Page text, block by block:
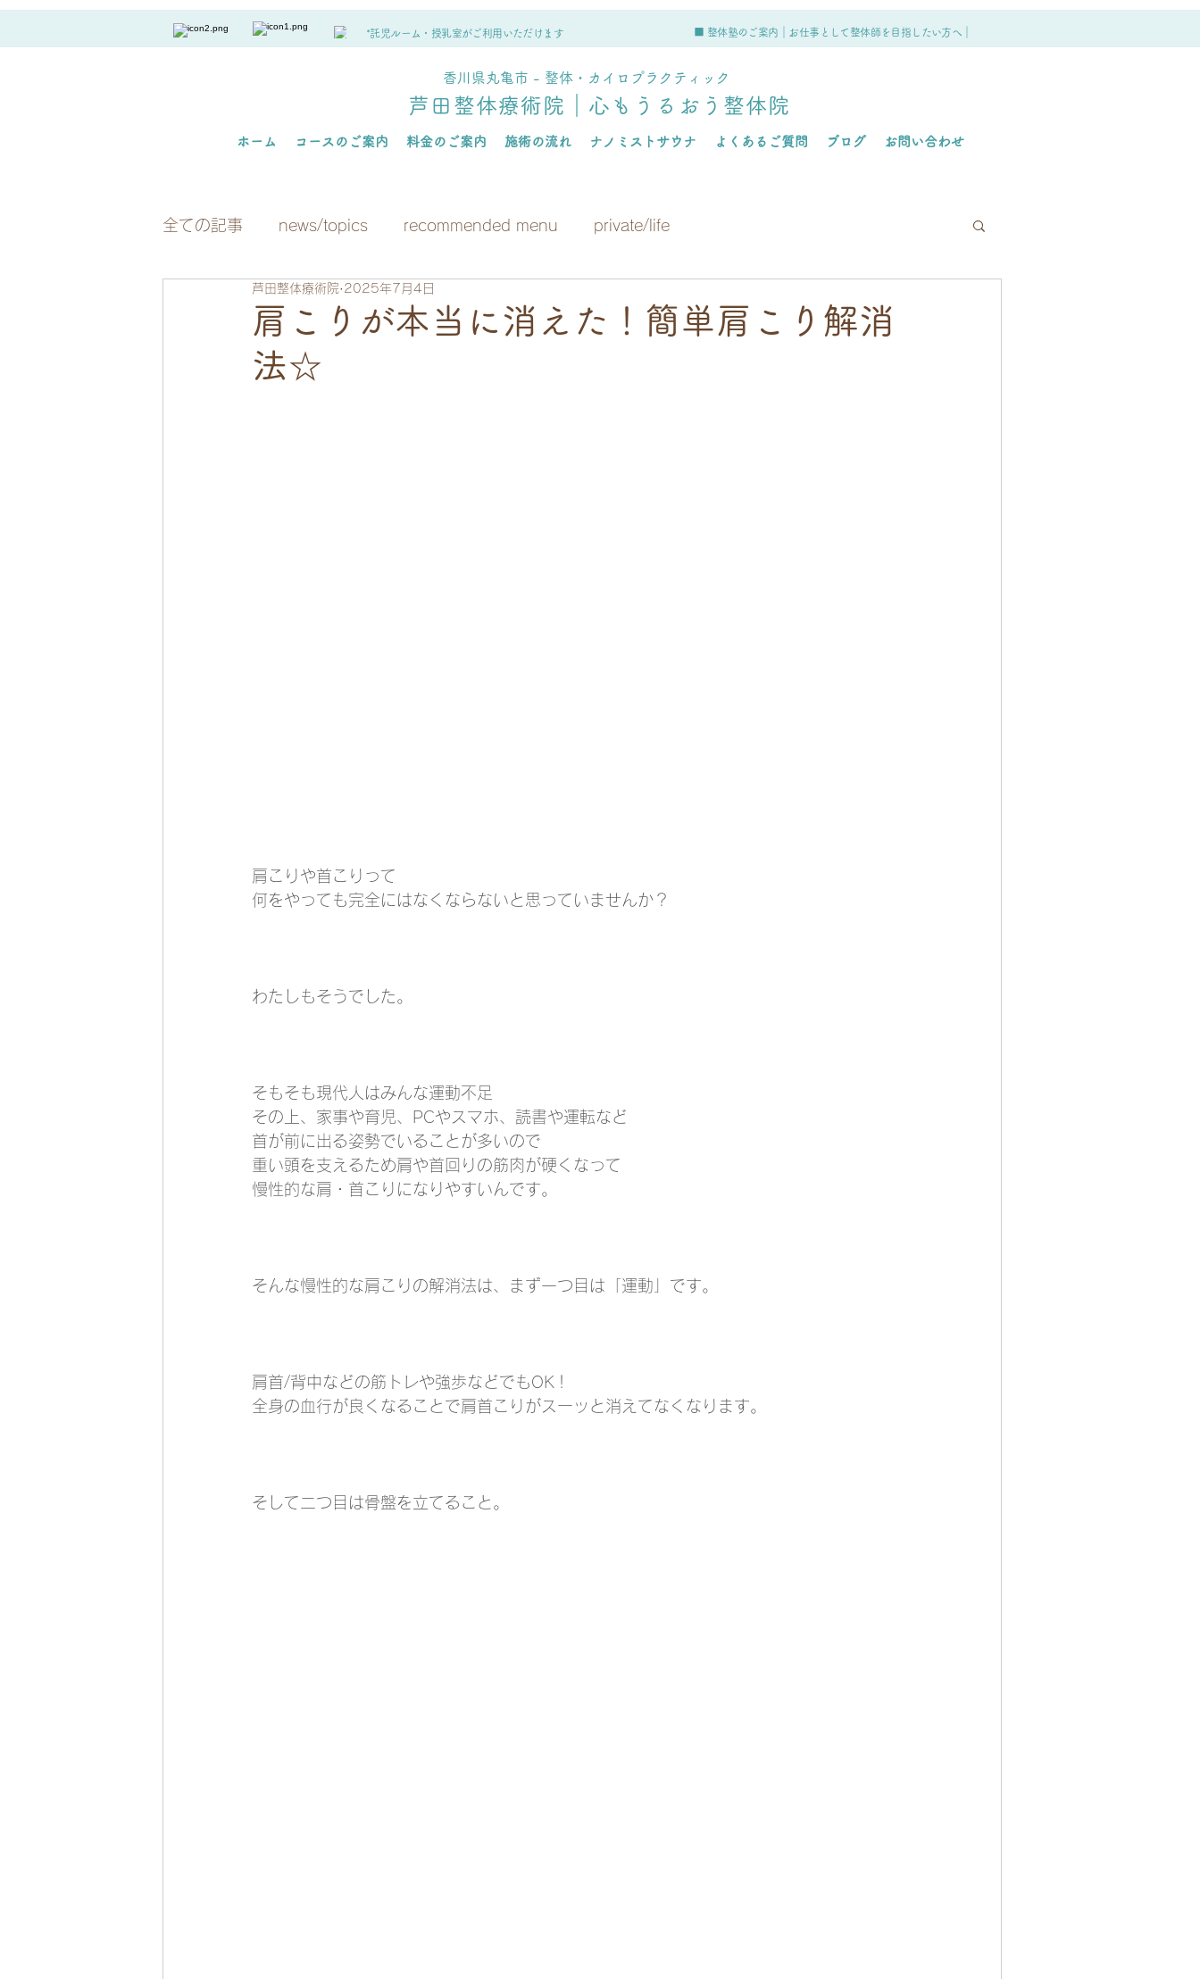
お仕事として整体師を目指したい方へ｜
■ 整体塾のご案内｜
*託児ルーム・授乳室がご利用いただけます
香川県丸亀市 - 整体・カイロプラクティック
芦田整体療術院｜心もうるおう整体院
ホーム コースのご案内 料金のご案内 施術の流れ ナノミストサウナ よくあるご質問 ブログ お問い合わせ
全ての記事 news/topics recommended menu private/life
肩こりが本当に消えた！簡単肩こり解消
法☆
芦田整体療術院 2025年7月4日
肩こりや首こりって
何をやっても完全にはなくならないと思っていませんか？
わたしもそうでした。
そもそも現代人はみんな運動不足
その上、家事や育児、PCやスマホ、読書や運転など
首が前に出る姿勢でいることが多いので
重い頭を支えるため肩や首回りの筋肉が硬くなって
慢性的な肩・首こりになりやすいんです。
そんな慢性的な肩こりの解消法は、まず一つ目は「運動」です。
肩首/背中などの筋トレや強歩などでもOK！
全身の血行が良くなることで肩首こりがスーッと消えてなくなります。
そして二つ目は骨盤を立てること。